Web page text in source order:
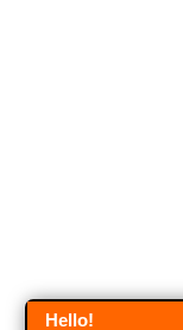
Hello!